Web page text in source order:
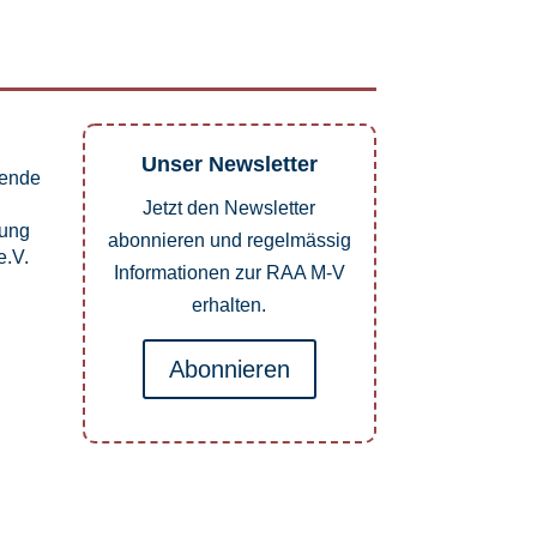
Unser Newsletter
Jetzt den Newsletter
abonnieren und regelmässig
Informationen zur RAA M-V
erhalten.
Abonnieren